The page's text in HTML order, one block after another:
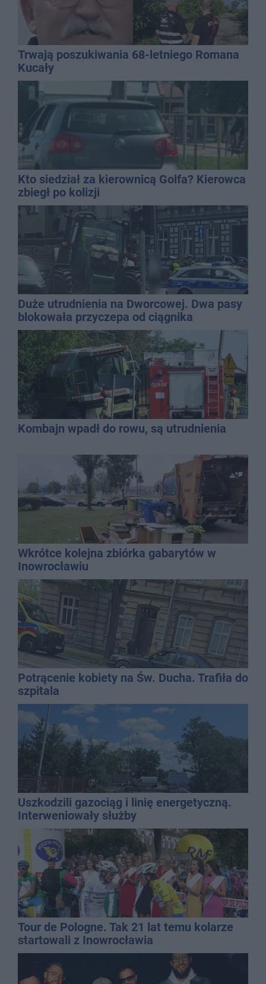
Trwają poszukiwania 68-letniego Romana
Kucały
Kto siedział za kierownicą Golfa? Kierowca
zbiegł po kolizji
Duże utrudnienia na Dworcowej. Dwa pasy
blokowała przyczepa od ciągnika
Kombajn wpadł do rowu, są utrudnienia
Wkrótce kolejna zbiórka gabarytów w
Inowrocławiu
Potrącenie kobiety na Św. Ducha. Trafiła do
szpitala
Uszkodzili gazociąg i linię energetyczną.
Interweniowały służby
Tour de Pologne. Tak 21 lat temu kolarze
startowali z Inowrocławia